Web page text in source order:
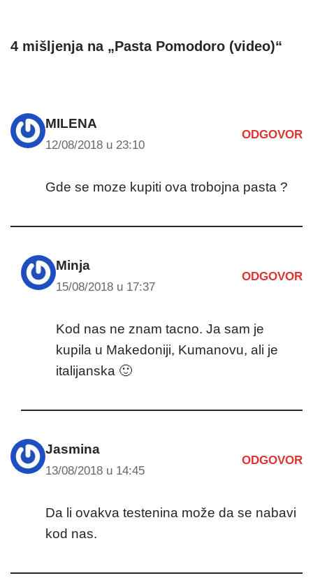
4 mišljenja na „Pasta Pomodoro (video)“
MILENA
12/08/2018 u 23:10
ODGOVOR
Gde se moze kupiti ova trobojna pasta ?
Minja
15/08/2018 u 17:37
ODGOVOR
Kod nas ne znam tacno. Ja sam je
kupila u Makedoniji, Kumanovu, ali je
italijanska 🙂
Jasmina
13/08/2018 u 14:45
ODGOVOR
Da li ovakva testenina može da se nabavi
kod nas.